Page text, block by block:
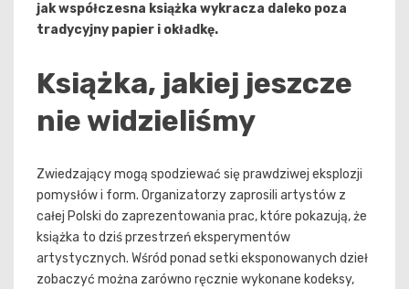
jak współczesna książka wykracza daleko poza
tradycyjny papier i okładkę.
Książka, jakiej jeszcze
nie widzieliśmy
Zwiedzający mogą spodziewać się prawdziwej eksplozji
pomysłów i form. Organizatorzy zaprosili artystów z
całej Polski do zaprezentowania prac, które pokazują, że
książka to dziś przestrzeń eksperymentów
artystycznych. Wśród ponad setki eksponowanych dzieł
zobaczyć można zarówno ręcznie wykonane kodeksy,